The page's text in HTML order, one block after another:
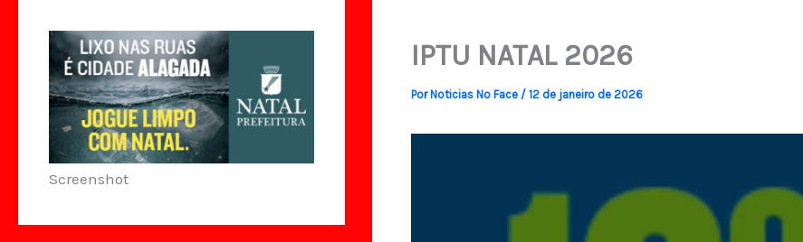
Screenshot
IPTU NATAL 2026
PorNoticias No Face / 12 de janeiro de 2026